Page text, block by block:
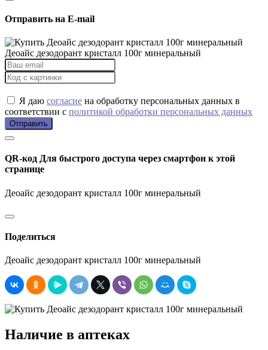
Отправить на E-mail
Деоайс дезодорант кристалл 100г минеральный
Я даю согласие на обработку персональных данных в
соответствии с политикой обработки персональных данных
Отправить
QR-код Для быстрого доступа через смартфон к этой
странице
Деоайс дезодорант кристалл 100г минеральный
Поделиться
Деоайс дезодорант кристалл 100г минеральный
Наличие в аптеках